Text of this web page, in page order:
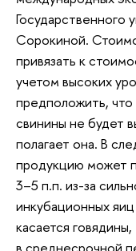
Государственного
Сорокиной.
привязать к
учетом высоких
предположить,
свинины не будет
полагает она. В
продукцию может
3–5 п.п. из-за
инкубационных
касается